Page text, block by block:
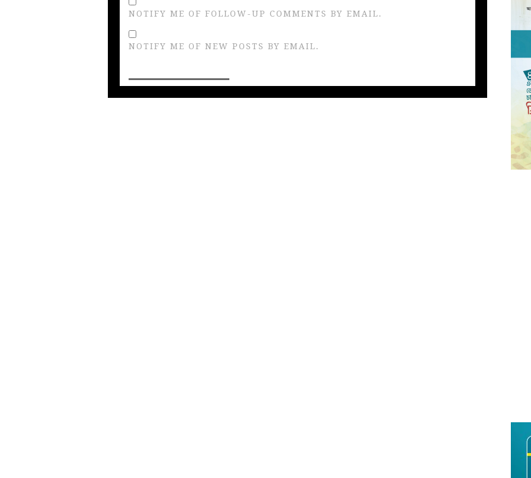
NOTIFY ME OF FOLLOW-UP COMMENTS BY EMAIL.
NOTIFY ME OF NEW POSTS BY EMAIL.